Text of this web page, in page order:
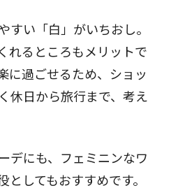
すい「白」がいちおし。
れるところもメリットで
に過ごせるため、ショッ
休日から旅行まで、考え
デにも、フェミニンなワ
してもおすすめです。